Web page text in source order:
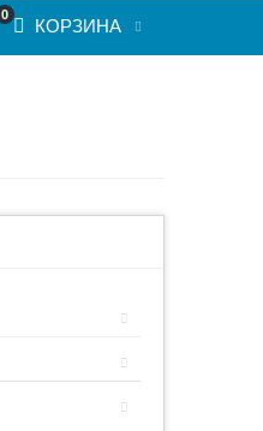
0
КОРЗИНА